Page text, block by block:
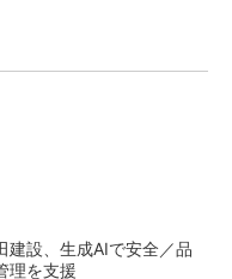
建設、生成AIで安全／品
理を支援